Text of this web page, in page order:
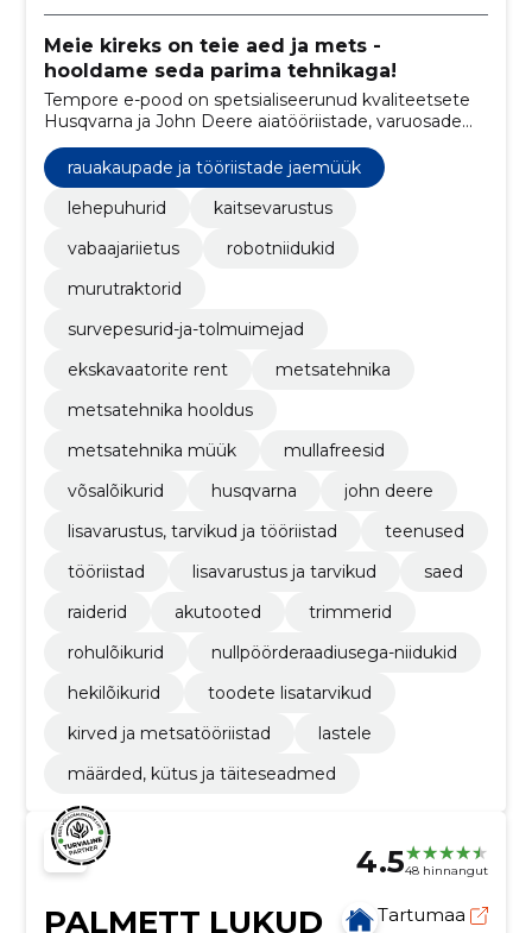
Meie kireks on teie aed ja mets -
hooldame seda parima tehnikaga!
Tempore e-pood on spetsialiseerunud kvaliteetsete
Husqvarna ja John Deere aiatööriistade, varuosade
ning tarvikute müügile ning pakub samal ajal
professionaalset seadmete hooldus- ja
remonditeenust.
rauakaupade ja tööriistade jaemüük
lehepuhurid
kaitsevarustus
vabaajariietus
robotniidukid
murutraktorid
survepesurid-ja-tolmuimejad
ekskavaatorite rent
metsatehnika
metsatehnika hooldus
metsatehnika müük
mullafreesid
võsalõikurid
husqvarna
john deere
lisavarustus, tarvikud ja tööriistad
teenused
tööriistad
lisavarustus ja tarvikud
saed
raiderid
akutooted
trimmerid
rohulõikurid
nullpöörderaadiusega-niidukid
hekilõikurid
toodete lisatarvikud
kirved ja metsatööriistad
lastele
määrded, kütus ja täiteseadmed
4.548 hinnangut
PALMETT LUKUD Tartumaa